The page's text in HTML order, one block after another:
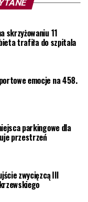
skrzyżowaniu 11
trafiła do szpitala
emocje na 458.
parkingowe dla
przestrzeń
zwycięzcą III